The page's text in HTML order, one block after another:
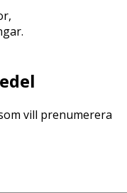
vill prenumerera